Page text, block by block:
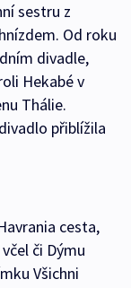
sestru z
Od roku
divadle,
Hekabé v
Thálie.
přiblížila
cesta,
či Dýmu
Všichni